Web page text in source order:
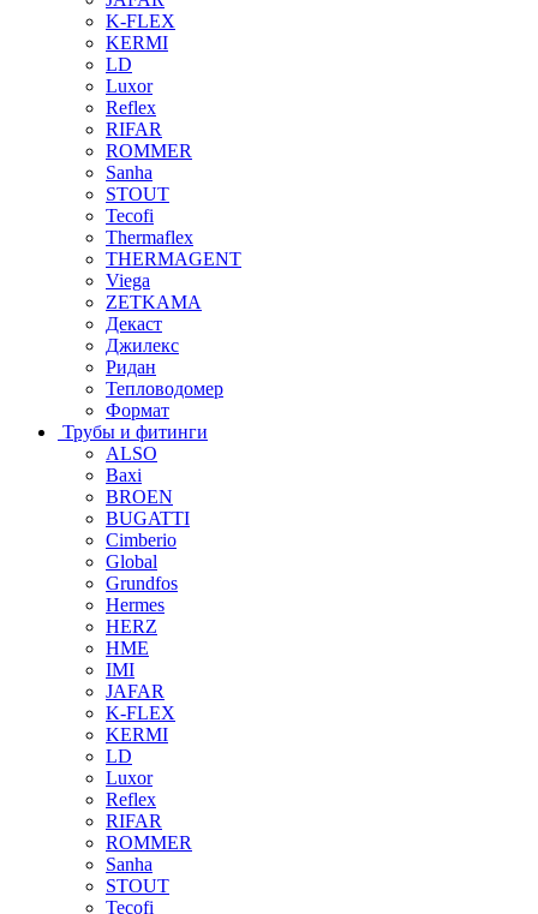
K-FLEX
KERMI
LD
Luxor
Reflex
RIFAR
ROMMER
Sanha
STOUT
Tecofi
Thermaflex
THERMAGENT
Viega
ZETKAMA
Декаст
Джилекс
Ридан
Тепловодомер
Формат
Трубы и фитинги
ALSO
Baxi
BROEN
BUGATTI
Cimberio
Global
Grundfos
Hermes
HERZ
HME
IMI
JAFAR
K-FLEX
KERMI
LD
Luxor
Reflex
RIFAR
ROMMER
Sanha
STOUT
Tecofi